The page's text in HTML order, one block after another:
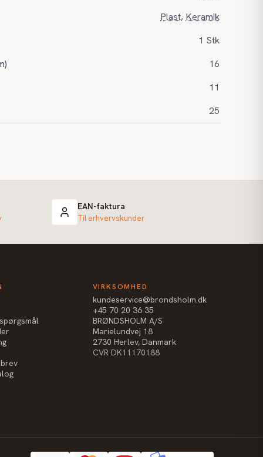
Plast, Keramik
1 Stk
16
11
25
EAN-faktura
Til erhvervskunder
VIRKSOMHED
kundeservice@brondsholm.dk
+45 70 20 36 35
BRØNDSHOLM A/S
Marielundvej 18
2730 Herlev, Danmark
CVR DK11170188